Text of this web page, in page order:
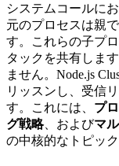
システムコールに
元のプロセスは親
す。これらの子プ
タックを共有しま
ません。Node.js
リッスンし、受信
す。これには、 プ
グ戦略、およびマ
の中核的なトピッ